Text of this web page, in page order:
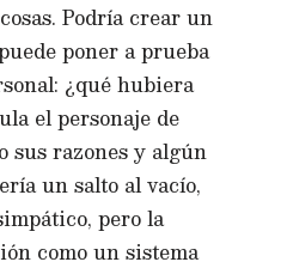
Podría crear un
poner a prueba
¿qué hubiera
el personaje de
sus razones y algún
un salto al vacío,
pero la
como un sistema